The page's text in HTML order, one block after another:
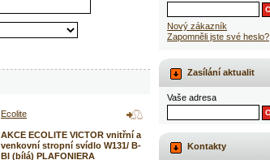
Ecolite
AKCE ECOLITE VICTOR vnitřní a
venkovní stropní svídlo W131/ B-
BI (bílá) PLAFONIERA
Nový zákazník
Zapomněli jste své heslo?
Zasílání aktualit
Vaše adresa
Kontakty